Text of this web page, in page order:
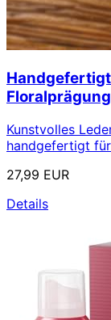
Floralprägung
Kunstvolles
handgefertigt
27,99 EUR
Details